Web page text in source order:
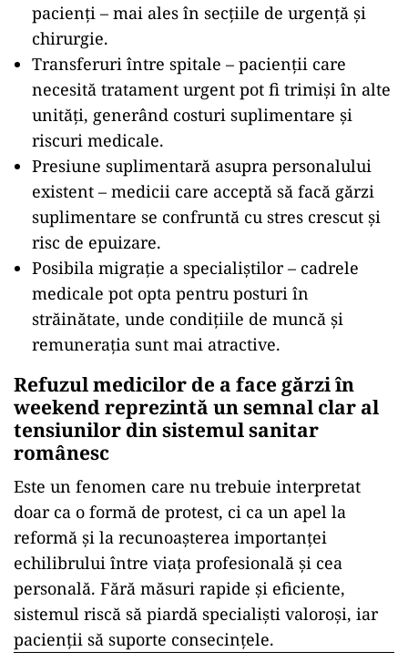
pacienți – mai ales în secțiile de urgență și
chirurgie.
Transferuri între spitale – pacienții care
necesită tratament urgent pot fi trimiși în alte
unități, generând costuri suplimentare și
riscuri medicale.
Presiune suplimentară asupra personalului
existent – medicii care acceptă să facă gărzi
suplimentare se confruntă cu stres crescut și
risc de epuizare.
Posibila migrație a specialiștilor – cadrele
medicale pot opta pentru posturi în
străinătate, unde condițiile de muncă și
remunerația sunt mai atractive.
Refuzul medicilor de a face gărzi în
weekend reprezintă un semnal clar al
tensiunilor din sistemul sanitar
românesc
Este un fenomen care nu trebuie interpretat
doar ca o formă de protest, ci ca un apel la
reformă și la recunoașterea importanței
echilibrului între viața profesională și cea
personală. Fără măsuri rapide și eficiente,
sistemul riscă să piardă specialiști valoroși, iar
pacienții să suporte consecințele.